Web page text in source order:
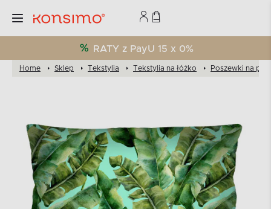
RATY z PayU 15 x 0%
Home Sklep Tekstylia Tekstylia na łóżko Poszewki na